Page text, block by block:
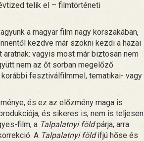
telik el – filmtörténeti
a magyar film nagy korszakában,
kezdve már szokni kezdi a hazai
vagyis most már biztosan nem
nem az őt sorban megelőző
fesztiválfilmmel, tematikai- vagy
és ez az előzmény maga is
és sikeres is, nem is teljesen
film, a Talpalatnyi földpárja, arra
A Talpalatnyi földifjú hőse és